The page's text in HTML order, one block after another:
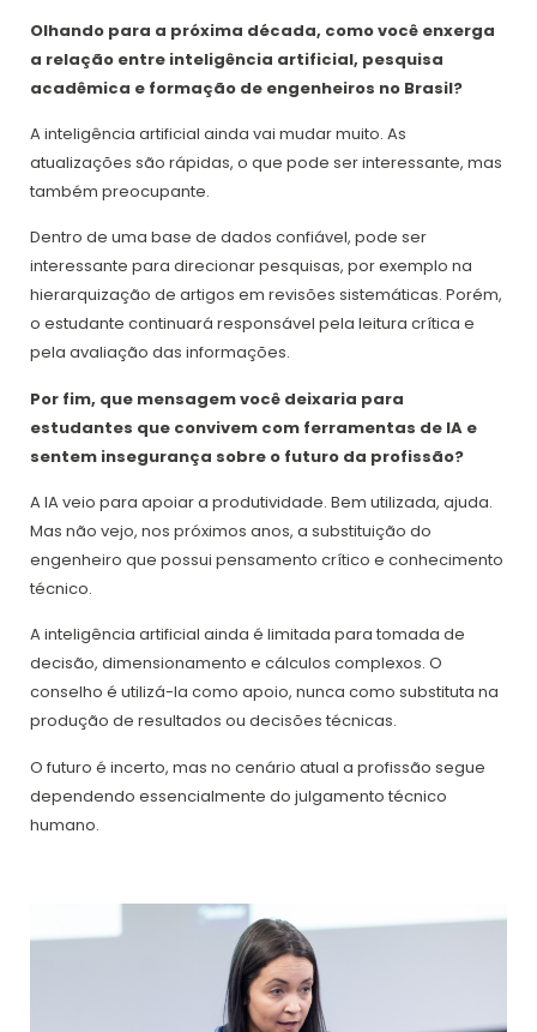
Olhando para a próxima década, como você enxerga
a relação entre inteligência artificial, pesquisa
acadêmica e formação de engenheiros no Brasil?
A inteligência artificial ainda vai mudar muito. As
atualizações são rápidas, o que pode ser interessante, mas
também preocupante.
Dentro de uma base de dados confiável, pode ser
interessante para direcionar pesquisas, por exemplo na
hierarquização de artigos em revisões sistemáticas. Porém,
o estudante continuará responsável pela leitura crítica e
pela avaliação das informações.
Por fim, que mensagem você deixaria para
estudantes que convivem com ferramentas de IA e
sentem insegurança sobre o futuro da profissão?
A IA veio para apoiar a produtividade. Bem utilizada, ajuda.
Mas não vejo, nos próximos anos, a substituição do
engenheiro que possui pensamento crítico e conhecimento
técnico.
A inteligência artificial ainda é limitada para tomada de
decisão, dimensionamento e cálculos complexos. O
conselho é utilizá-la como apoio, nunca como substituta na
produção de resultados ou decisões técnicas.
O futuro é incerto, mas no cenário atual a profissão segue
dependendo essencialmente do julgamento técnico
humano.